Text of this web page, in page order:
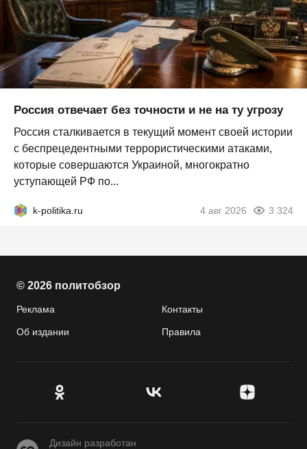
Россия отвечает без точности и не на ту угрозу
Россия сталкивается в текущий момент своей истории
с беспрецедентными террористическими атаками,
которые совершаются Украиной, многократно
уступающей РФ по...
k-politika.ru 4 авг 2026 3 324
© 2026 политобзор
Реклама Контакты
Об издании Правила